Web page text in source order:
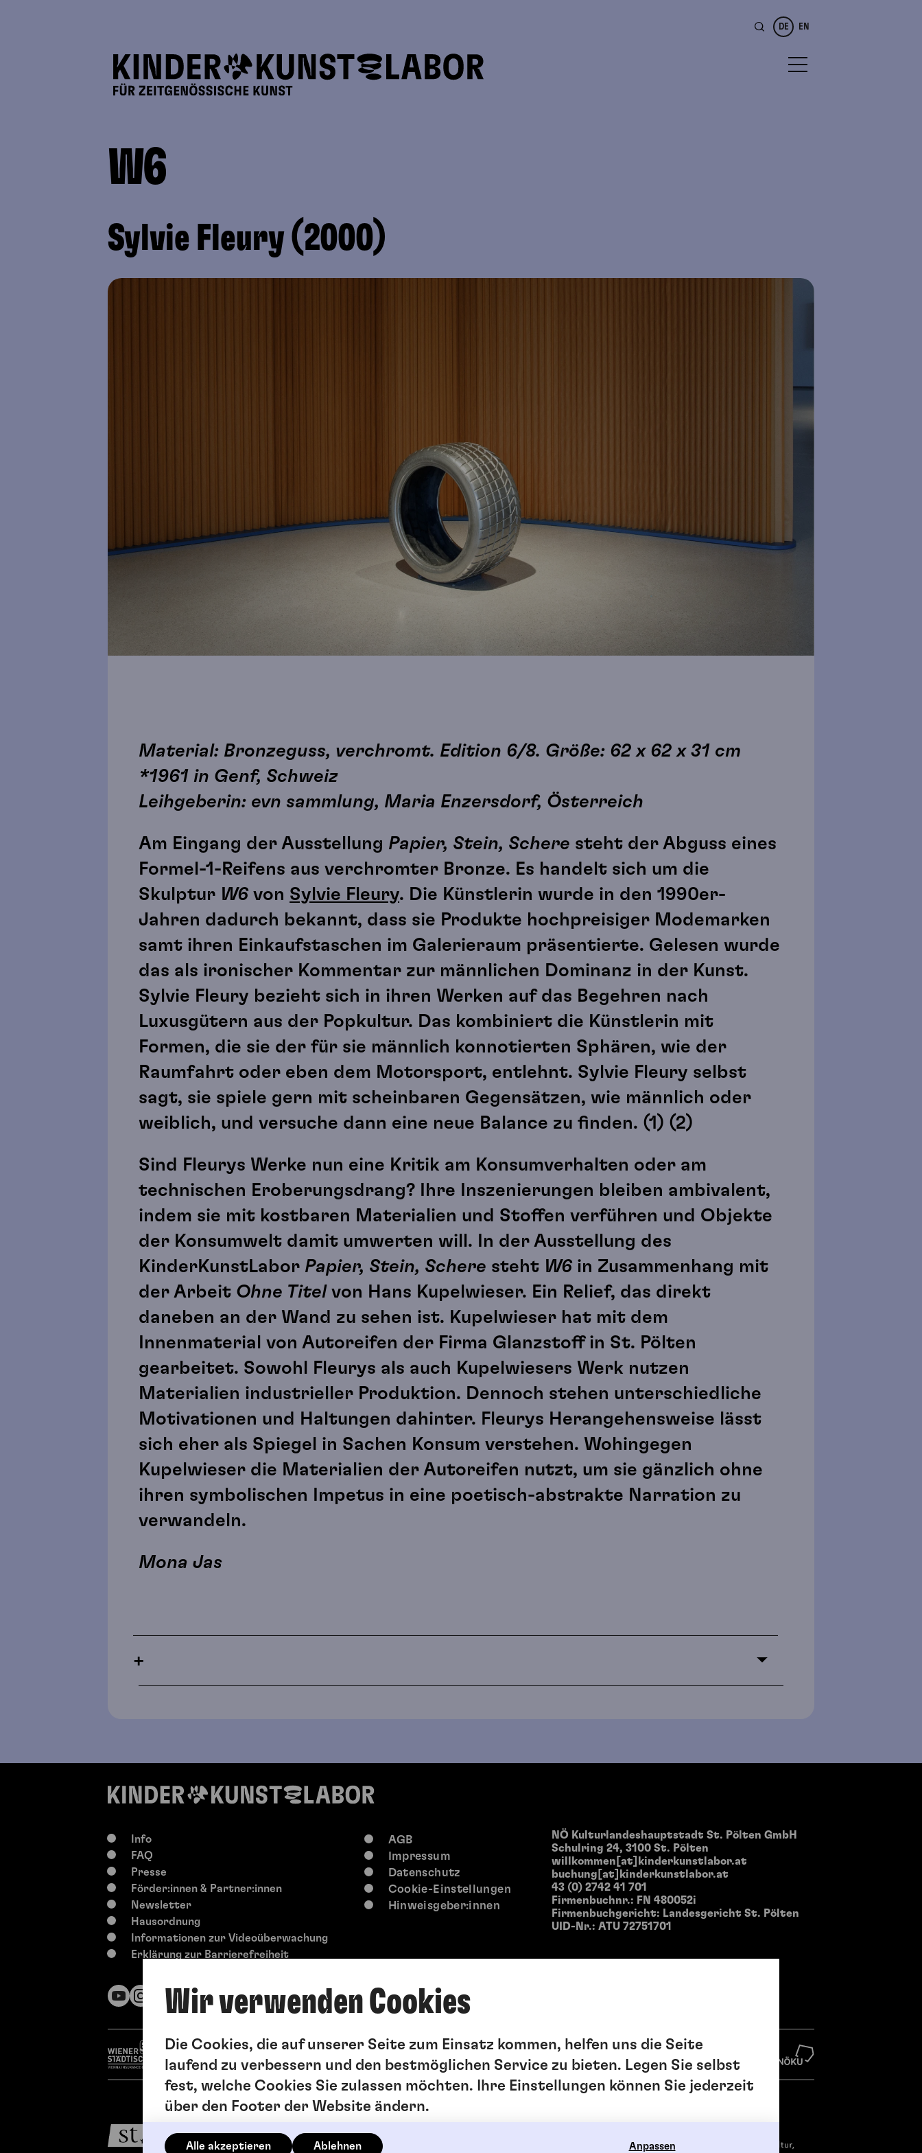
Wir verwenden Cookies
Die Cookies, die auf unserer Seite zum Einsatz kommen, helfen uns die Seite
laufend zu verbessern und den bestmöglichen Service zu bieten. Legen Sie selbst
fest, welche Cookies Sie zulassen möchten. Ihre Einstellungen können Sie jederzeit
über den Footer der Website ändern.
Alle akzeptieren Ablehnen Anpassen
DE EN
W6
Sylvie Fleury (2000)
Material: Bronzeguss, verchromt. Edition 6/8. Größe: 62 x 62 x 31 cm
*1961 in Genf, Schweiz
Leihgeberin: evn sammlung, Maria Enzersdorf, Österreich
Am Eingang der Ausstellung Papier, Stein, Schere steht der Abguss eines
Formel-1-Reifens aus verchromter Bronze. Es handelt sich um die
Skulptur W6 von Sylvie Fleury. Die Künstlerin wurde in den 1990er-
Jahren dadurch bekannt, dass sie Produkte hochpreisiger Modemarken
samt ihren Einkaufstaschen im Galerieraum präsentierte. Gelesen wurde
das als ironischer Kommentar zur männlichen Dominanz in der Kunst.
Sylvie Fleury bezieht sich in ihren Werken auf das Begehren nach
Luxusgütern aus der Popkultur. Das kombiniert die Künstlerin mit
Formen, die sie der für sie männlich konnotierten Sphären, wie der
Raumfahrt oder eben dem Motorsport, entlehnt. Sylvie Fleury selbst
sagt, sie spiele gern mit scheinbaren Gegensätzen, wie männlich oder
weiblich, und versuche dann eine neue Balance zu finden. (1) (2)
Sind Fleurys Werke nun eine Kritik am Konsumverhalten oder am
technischen Eroberungsdrang? Ihre Inszenierungen bleiben ambivalent,
indem sie mit kostbaren Materialien und Stoffen verführen und Objekte
der Konsumwelt damit umwerten will. In der Ausstellung des
KinderKunstLabor Papier, Stein, Schere steht W6 in Zusammenhang mit
der Arbeit Ohne Titelvon Hans Kupelwieser. Ein Relief, das direkt
daneben an der Wand zu sehen ist. Kupelwieser hat mit dem
Innenmaterial von Autoreifen der Firma Glanzstoff in St. Pölten
gearbeitet. Sowohl Fleurys als auch Kupelwiesers Werk nutzen
Materialien industrieller Produktion. Dennoch stehen unterschiedliche
Motivationen und Haltungen dahinter. Fleurys Herangehensweise lässt
sich eher als Spiegel in Sachen Konsum verstehen. Wohingegen
Kupelwieser die Materialien der Autoreifen nutzt, um sie gänzlich ohne
ihren symbolischen Impetus in eine poetisch-abstrakte Narration zu
verwandeln.
Mona Jas
+
Info
FAQ
Presse
Förder:innen & Partner:innen
Newsletter
Hausordnung
Informationen zur Videoüberwachung
Erklärung zur Barrierefreiheit
NÖ Kulturlandeshauptstadt St. Pölten GmbH
Schulring 24, 3100 St. Pölten
willkommen[at]kinderkunstlabor.at
buchung[at]kinderkunstlabor.at
43 (0) 2742 41 701
Firmenbuchnr.: FN 480052i
Firmenbuchgericht: Landesgericht St. Pölten
UID-Nr.: ATU 72751701
AGB
Impressum
Datenschutz
Cookie-Einstellungen
Hinweisgeber:innen